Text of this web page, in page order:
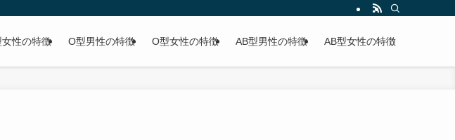
女性の特徴 O型男性の特徴 O型女性の特徴 AB型男性の特徴 AB型女性の特徴